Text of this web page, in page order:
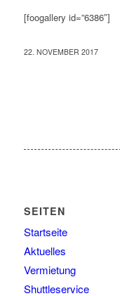
[foogallery id=”6386″]
22. NOVEMBER 2017
SEITEN
Startseite
Aktuelles
Vermietung
Shuttleservice